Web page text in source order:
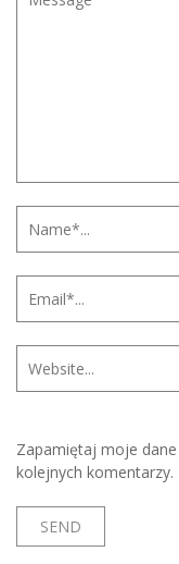
Zapamiętaj moje
kolejnych komentarzy.